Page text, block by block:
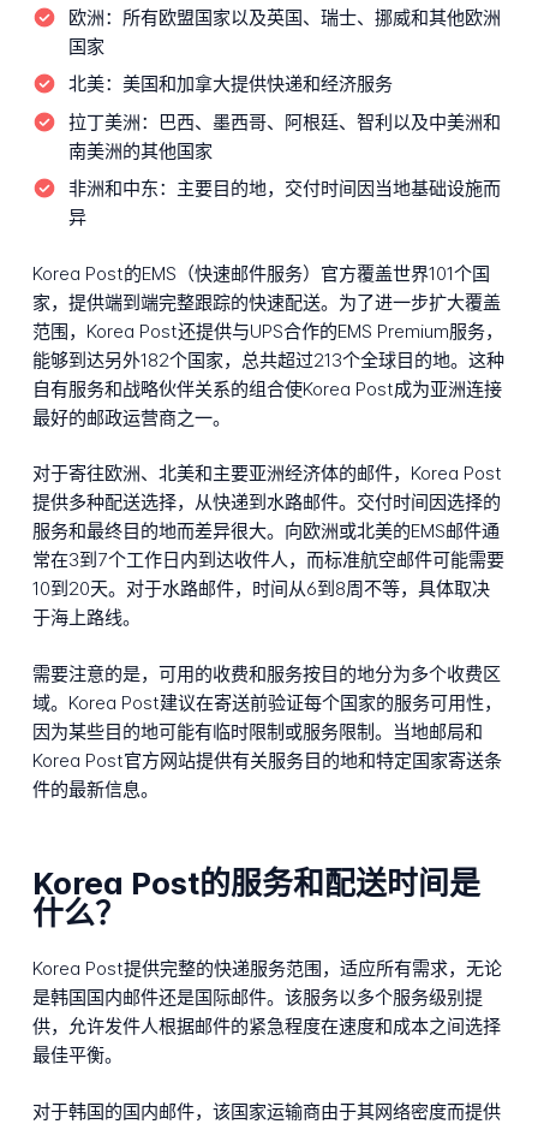
欧洲： 所有欧盟国家以及英国、瑞士、挪威和其他欧洲
国家
北美： 美国和加拿大提供快递和经济服务
拉丁美洲：
巴西、墨西哥、阿根廷、智利以及中美洲和
南美洲的其他国家
非洲和中东： 主要目的地，交付时间因当地基础设施而
异
Korea Post的EMS（快速邮件服务）官方覆盖世界101个国
家，提供端到端完整跟踪的快速配送。为了进一步扩大覆盖
范围，Korea Post还提供与UPS合作的EMS Premium服务，
能够到达另外182个国家，总共超过213个全球目的地。这种
自有服务和战略伙伴关系的组合使Korea Post成为亚洲连接
最好的邮政运营商之一。
对于寄往欧洲、北美和主要亚洲经济体的邮件，Korea Post
提供多种配送选择，从快递到水路邮件。交付时间因选择的
服务和最终目的地而差异很大。向欧洲或北美的EMS邮件通
常在3到7个工作日内到达收件人，而标准航空邮件可能需要
10到20天。对于水路邮件，时间从6到8周不等，具体取决
于海上路线。
需要注意的是，可用的收费和服务按目的地分为多个收费区
域。Korea Post建议在寄送前验证每个国家的服务可用性，
因为某些目的地可能有临时限制或服务限制。当地邮局和
Korea Post官方网站提供有关服务目的地和特定国家寄送条
件的最新信息。
Korea Post的服务和配送时间是
什么？
Korea Post提供完整的快递服务范围，适应所有需求，无论
是韩国国内邮件还是国际邮件。该服务以多个服务级别提
供，允许发件人根据邮件的紧急程度在速度和成本之间选择
最佳平衡。
对于韩国的国内邮件，该国家运输商由于其网络密度而提供